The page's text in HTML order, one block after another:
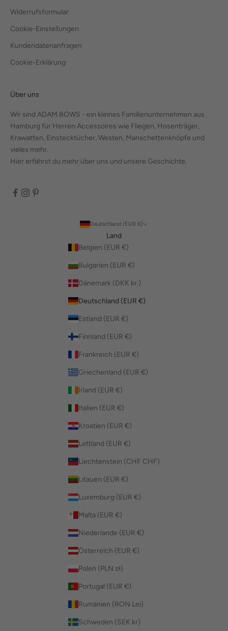
Widerrufsformular
Cookie-Einstellungen
Kundendatenanfragen
Cookie-Erklärung
Über uns
Wir sind ADAM BOWS - ein kleines Familienunternehmen aus
Hamburg für Herren Accessoires wie Fliegen, Hosenträger,
Krawatten, Einstecktücher, Westen, Manschettenknöpfe und
vieles mehr.
Hier erfährst du mehr über uns und unsere Geschichte.
Deutschland (EUR €)
Land
Belgien (EUR €)
Bulgarien (EUR €)
Dänemark (DKK kr.)
Deutschland (EUR €)
Estland (EUR €)
Finnland (EUR €)
Frankreich (EUR €)
Griechenland (EUR €)
Irland (EUR €)
Italien (EUR €)
Kroatien (EUR €)
Lettland (EUR €)
Liechtenstein (CHF CHF)
Litauen (EUR €)
Luxemburg (EUR €)
Malta (EUR €)
Niederlande (EUR €)
Österreich (EUR €)
Polen (PLN zł)
Portugal (EUR €)
Rumänien (RON Lei)
Schweden (SEK kr)